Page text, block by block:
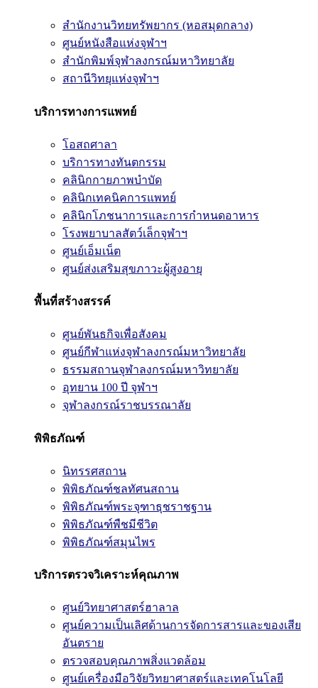
สำนักงานวิทยทรัพยากร (หอสมุดกลาง)
ศูนย์หนังสือแห่งจุฬาฯ
สำนักพิมพ์จุฬาลงกรณ์มหาวิทยาลัย
สถานีวิทยุแห่งจุฬาฯ
บริการทางการแพทย์
โอสถศาลา
บริการทางทันตกรรม
คลินิกกายภาพบำบัด
คลินิกเทคนิคการแพทย์
คลินิกโภชนาการและการกำหนดอาหาร
โรงพยาบาลสัตว์เล็กจุฬาฯ
ศูนย์เอ็มเน็ต
ศูนย์ส่งเสริมสุขภาวะผู้สูงอายุ
พื้นที่สร้างสรรค์
ศูนย์พันธกิจเพื่อสังคม
ศูนย์กีฬาแห่งจุฬาลงกรณ์มหาวิทยาลัย
ธรรมสถานจุฬาลงกรณ์มหาวิทยาลัย
อุทยาน 100 ปี จุฬาฯ
จุฬาลงกรณ์ราชบรรณาลัย
พิพิธภัณฑ์
นิทรรศสถาน
พิพิธภัณฑ์ชลทัศนสถาน
พิพิธภัณฑ์พระจุฑาธุชราชฐาน
พิพิธภัณฑ์พืชมีชีวิต
พิพิธภัณฑ์สมุนไพร
บริการตรวจวิเคราะห์คุณภาพ
ศูนย์วิทยาศาสตร์ฮาลาล
ศูนย์ความเป็นเลิศด้านการจัดการสารและของเสีย
อันตราย
ตรวจสอบคุณภาพสิ่งแวดล้อม
ศูนย์เครื่องมือวิจัยวิทยาศาสตร์และเทคโนโลยี